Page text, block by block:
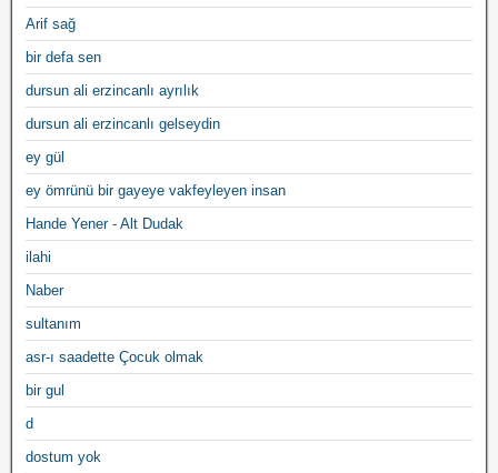
Arif sağ
bir defa sen
dursun ali erzincanlı ayrılık
dursun ali erzincanlı gelseydin
ey gül
ey ömrünü bir gayeye vakfeyleyen insan
Hande Yener - Alt Dudak
ilahi
Naber
sultanım
asr-ı saadette Çocuk olmak
bir gul
d
dostum yok